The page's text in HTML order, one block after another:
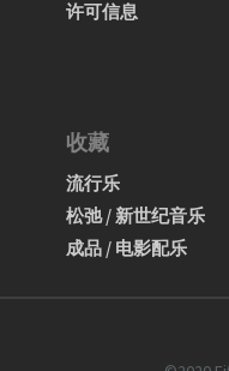
许可信息
收藏
流行乐
松弛 / 新世纪音乐
成品 / 电影配乐